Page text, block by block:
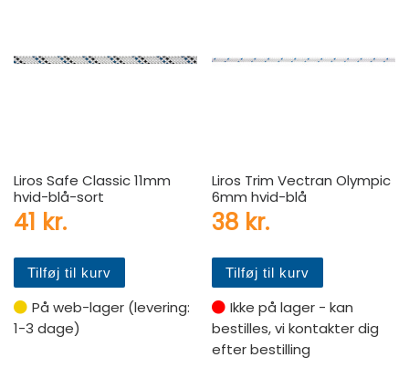
Liros Safe Classic 11mm
hvid-blå-sort
41 kr.
Tilføj til kurv
På web-lager (levering:
1-3 dage)
Liros Trim Vectran Olympic
6mm hvid-blå
38 kr.
Tilføj til kurv
Ikke på lager - kan
bestilles, vi kontakter dig
efter bestilling